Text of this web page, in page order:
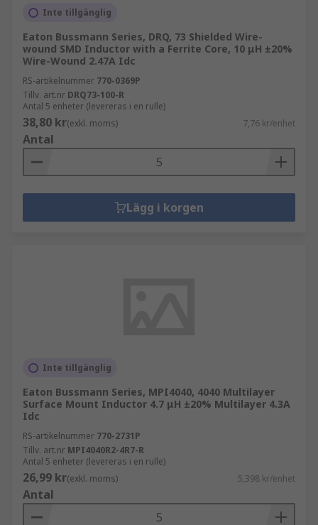
Inte tillgänglig
Eaton Bussmann Series, DRQ, 73 Shielded Wire-
wound SMD Inductor with a Ferrite Core, 10 μH ±20%
Wire-Wound 2.47A Idc
RS-artikelnummer 770-0369P
Tillv. art.nr DRQ73-100-R
Antal 5 enheter (levereras i en rulle)
38,80 kr(exkl. moms) 7,76 kr/enhet
Antal
Lägg i korgen
Inte tillgänglig
Eaton Bussmann Series, MPI4040, 4040 Multilayer
Surface Mount Inductor 4.7 μH ±20% Multilayer 4.3A
Idc
RS-artikelnummer 770-2731P
Tillv. art.nr MPI4040R2-4R7-R
Antal 5 enheter (levereras i en rulle)
26,99 kr(exkl. moms) 5,398 kr/enhet
Antal